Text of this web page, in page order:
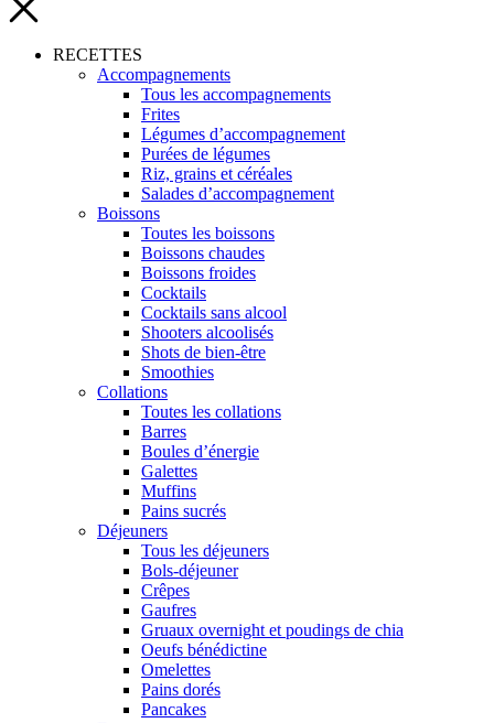
RECETTES
Accompagnements
Tous les accompagnements
Frites
Légumes d’accompagnement
Purées de légumes
Riz, grains et céréales
Salades d’accompagnement
Boissons
Toutes les boissons
Boissons chaudes
Boissons froides
Cocktails
Cocktails sans alcool
Shooters alcoolisés
Shots de bien-être
Smoothies
Collations
Toutes les collations
Barres
Boules d’énergie
Galettes
Muffins
Pains sucrés
Déjeuners
Tous les déjeuners
Bols-déjeuner
Crêpes
Gaufres
Gruaux overnight et poudings de chia
Oeufs bénédictine
Omelettes
Pains dorés
Pancakes